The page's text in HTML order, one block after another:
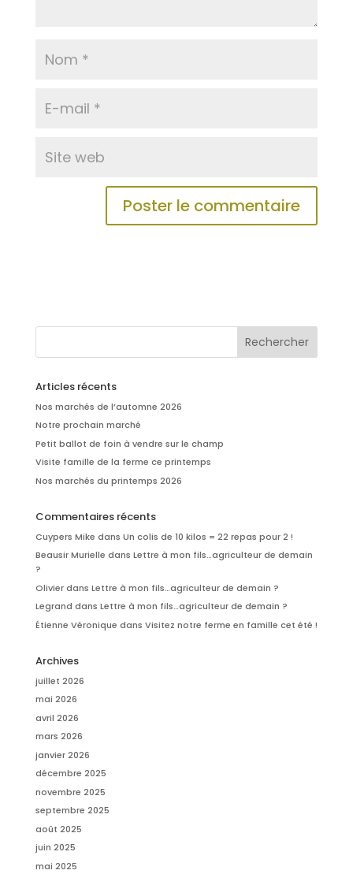
Articles récents
Nos marchés de l’automne 2026
Notre prochain marché
Petit ballot de foin à vendre sur le champ
Visite famille de la ferme ce printemps
Nos marchés du printemps 2026
Commentaires récents
Cuypers Mike dans Un colis de 10 kilos = 22 repas pour 2 !
Beausir Murielle dans Lettre à mon fils…agriculteur de demain
?
Olivierdans Lettre à mon fils…agriculteur de demain ?
Legrand dans Lettre à mon fils…agriculteur de demain ?
Étienne Véronique dans Visitez notre ferme en famille cet été !
Archives
juillet 2026
mai 2026
avril 2026
mars 2026
janvier 2026
décembre 2025
novembre 2025
septembre 2025
août 2025
juin 2025
mai 2025